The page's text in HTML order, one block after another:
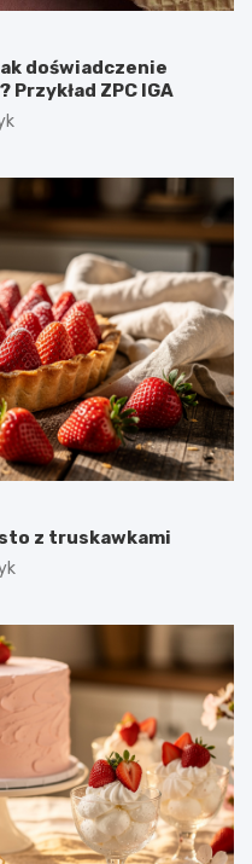
doświadczenie
ZPC IGA
z truskawkami